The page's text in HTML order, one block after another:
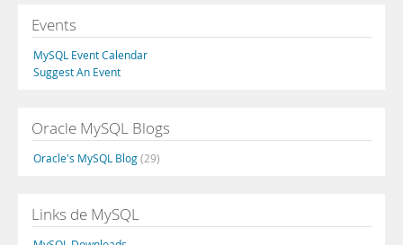
Events
MySQL Event Calendar
Suggest An Event
Oracle MySQL Blogs
Oracle's MySQL Blog(29)
Links de MySQL